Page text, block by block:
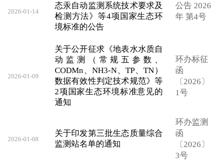
2026-01-14
态汞自动监测系统技术要求及
检测方法》等4项国家生态环
境标准的公告
公告 2026
年 第4号
2026-01-09
关于公开征求《地表水水质自
动监测（常规五参数、
CODMn、NH3-N、TP、TN）
数据有效性判定技术规范》等
2项国家生态环境标准意见的
通知
环办标征
函
〔2026〕
1号
2026-01-08
关于印发第三批生态质量综合
监测站名单的通知
环办监测
函
〔2026〕
3号